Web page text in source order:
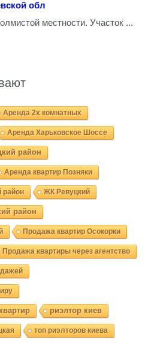
обл
местности. Участок ...
Аренда 2х комнатных
Аренда Харьковское Шоссе
район
Аренда квартир Позняки
район ЖК Ревуцкий
район
Продажа квартир Осокорки
Продажа квартиры через агентство
риэлтор киев
топ риэлторов киева